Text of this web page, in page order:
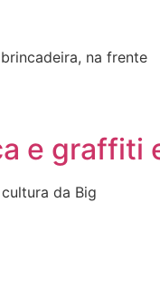
na frente
e graffiti
da Big